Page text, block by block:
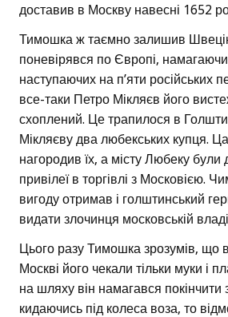
доставив в Москву навесні 1652
Тимошка ж таємно залишив
поневірявся по Європі,
наступаючих на п’яти російських
все-таки Петро Мікляєв його
схоплений. Це трапилося в
Мікляєву два любекських купця.
нагородив їх, а місту Любеку були
привілеї в торгівлі з Московією.
вигоду отримав і голштинський
видати злочинця московській
Цього разу Тимошка зрозумів, що
Москві його чекали тільки муки і
на шляху він намагався покінчити
кидаючись під колеса воза, то